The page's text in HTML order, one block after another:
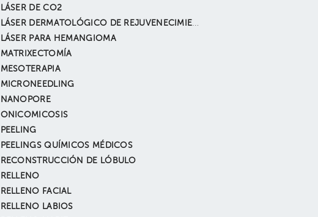
LÁSER DE CO2
LÁSER DERMATOLÓGICO DE REJUVENECIMIENTO
LÁSER PARA HEMANGIOMA
MATRIXECTOMÍA
MESOTERAPIA
MICRONEEDLING
NANOPORE
ONICOMICOSIS
PEELING
PEELINGS QUÍMICOS MÉDICOS
RECONSTRUCCIÓN DE LÓBULO
RELLENO
RELLENO FACIAL
RELLENO LABIOS